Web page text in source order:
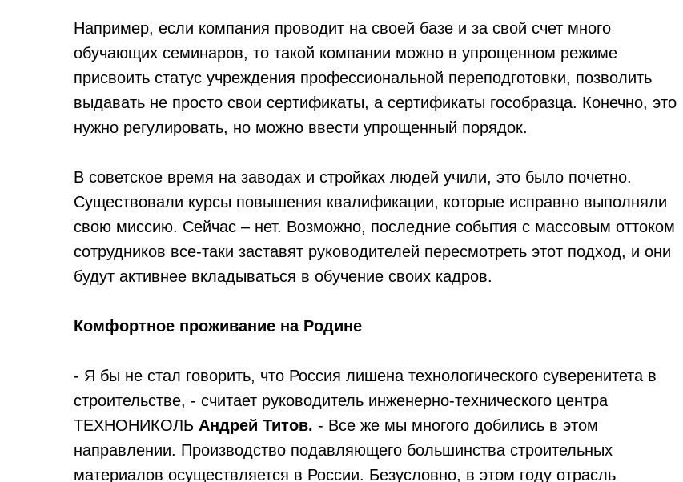
Например, если компания проводит на своей базе и за свой счет много
обучающих семинаров, то такой компании можно в упрощенном режиме
присвоить статус учреждения профессиональной переподготовки, позволить
выдавать не просто свои сертификаты, а сертификаты гособразца. Конечно, это
нужно регулировать, но можно ввести упрощенный порядок.
В советское время на заводах и стройках людей учили, это было почетно.
Существовали курсы повышения квалификации, которые исправно выполняли
свою миссию. Сейчас – нет. Возможно, последние события с массовым оттоком
сотрудников все-таки заставят руководителей пересмотреть этот подход, и они
будут активнее вкладываться в обучение своих кадров.
Комфортное проживание на Родине
- Я бы не стал говорить, что Россия лишена технологического суверенитета в
строительстве, - считает руководитель инженерно-технического центра
ТЕХНОНИКОЛЬ Андрей Титов. - Все же мы многого добились в этом
направлении. Производство подавляющего большинства строительных
материалов осуществляется в России. Безусловно, в этом году отрасль